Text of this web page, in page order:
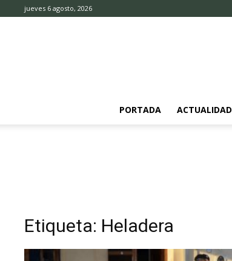
jueves 6 agosto, 2026
PORTADA ACTUALIDAD
Etiqueta: Heladera